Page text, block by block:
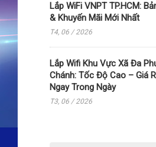
Lắp WiFi VNPT TP.HCM:
& Khuyến Mãi Mới Nhất
T4, 06 / 2026
Lắp Wifi Khu Vực Xã Đa
Chánh: Tốc Độ Cao – Giá
Ngay Trong Ngày
T3, 06 / 2026